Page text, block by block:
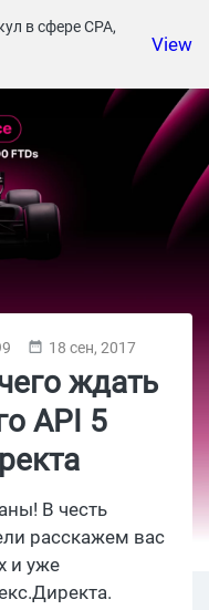
в сфере СРА,
View
18 сен, 2017
ждать
API 5
В честь
расскажем вас
и уже